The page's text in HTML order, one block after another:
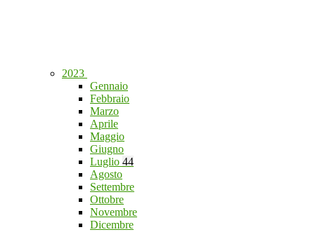
2023
Gennaio
Febbraio
Marzo
Aprile
Maggio
Giugno
Luglio 44
Agosto
Settembre
Ottobre
Novembre
Dicembre